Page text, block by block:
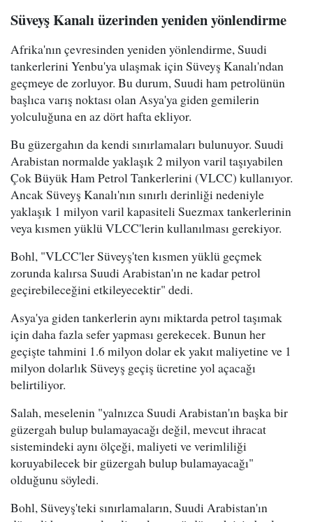
Süveyş Kanalı üzerinden yeniden yönlendirme
Afrika'nın çevresinden yeniden yönlendirme, Suudi
tankerlerini Yenbu'ya ulaşmak için Süveyş Kanalı'ndan
geçmeye de zorluyor. Bu durum, Suudi ham petrolünün
başlıca varış noktası olan Asya'ya giden gemilerin
yolculuğuna en az dört hafta ekliyor.
Bu güzergahın da kendi sınırlamaları bulunuyor. Suudi
Arabistan normalde yaklaşık 2 milyon varil taşıyabilen
Çok Büyük Ham Petrol Tankerlerini (VLCC) kullanıyor.
Ancak Süveyş Kanalı'nın sınırlı derinliği nedeniyle
yaklaşık 1 milyon varil kapasiteli Suezmax tankerlerinin
veya kısmen yüklü VLCC'lerin kullanılması gerekiyor.
Bohl, "VLCC'ler Süveyş'ten kısmen yüklü geçmek
zorunda kalırsa Suudi Arabistan'ın ne kadar petrol
geçirebileceğini etkileyecektir" dedi.
Asya'ya giden tankerlerin aynı miktarda petrol taşımak
için daha fazla sefer yapması gerekecek. Bunun her
geçişte tahmini 1.6 milyon dolar ek yakıt maliyetine ve 1
milyon dolarlık Süveyş geçiş ücretine yol açacağı
belirtiliyor.
Salah, meselenin "yalnızca Suudi Arabistan'ın başka bir
güzergah bulup bulamayacağı değil, mevcut ihracat
sistemindeki aynı ölçeği, maliyeti ve verimliliği
koruyabilecek bir güzergah bulup bulamayacağı"
olduğunu söyledi.
Bohl, Süveyş'teki sınırlamaların, Suudi Arabistan'ın